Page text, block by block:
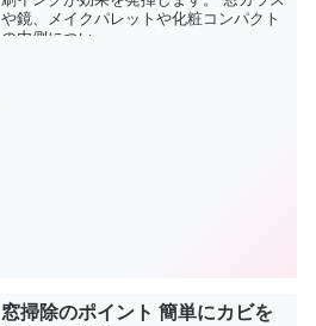
や鏡、メイクパレットや化粧コンパクト
の内側につい...
窓掃除のポイント 簡単にカビを